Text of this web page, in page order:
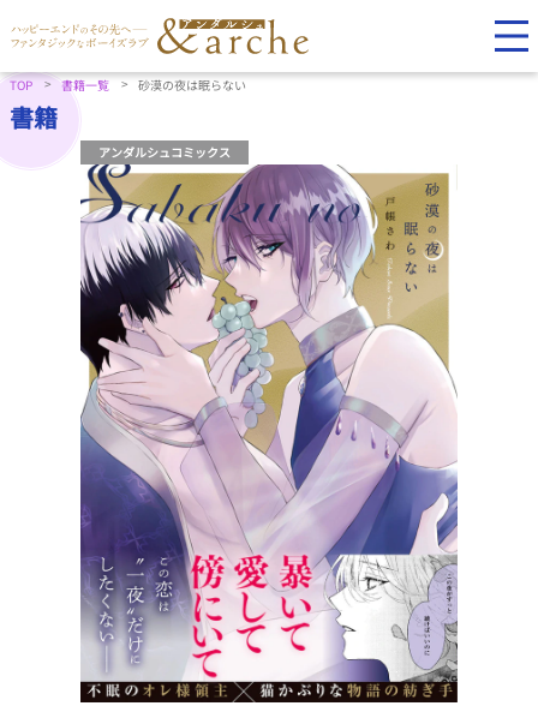
TOP 書籍一覧 砂漠の夜は眠らない
書籍
アンダルシュコミックス